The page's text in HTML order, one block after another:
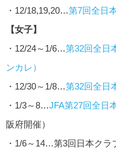
・12/18,19,20…第7回全日
【女子】
・12/24～1/6…第32回全日
ンカレ）
・12/30～1/8…第32回全日
・1/3～8…JFA第27回全日
阪府開催）
・1/6～14…第3回日本クラ